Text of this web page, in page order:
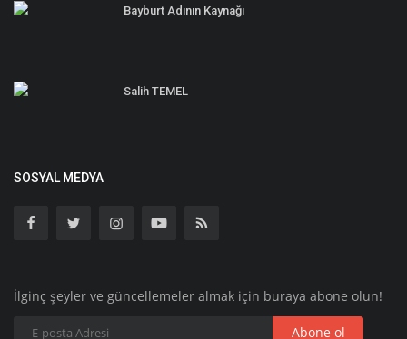
Bayburt Adının Kaynağı
Salih TEMEL
SOSYAL MEDYA
İlginç şeyler ve güncellemeler almak için buraya abone olun!
Abone ol